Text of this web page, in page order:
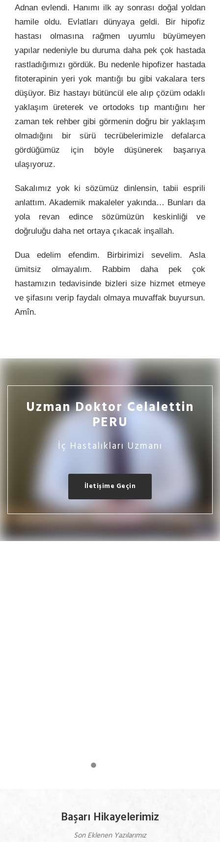
Adnan evlendi. Hanımı ilk ay sonrası doğal yoldan
hamile oldu. Evlatları dünyaya geldi. Bir hipofiz
hastası olmasına rağmen uyumlu büyümeyen
yapılar nedeniyle bu duruma daha pek çok hastada
rastladığımızı gördük. Bu nedenle hipofizer hastada
fitoterapinin yeri yok mantığı bu gibi vakalara ters
düşüyor. Biz hastayı bütüncül ele alıp çözüm odaklı
yaklaşım üreterek ve ortodoks tıp mantığını her
zaman tek rehber gibi görmenin doğru bir yaklaşım
olmadığını bir sürü tecrübelerimizle defalarca
gördüğümüz için böyle düşünerek başarıya
ulaşıyoruz.
Sakalımız yok ki sözümüz dinlensin, tabii esprili
anlattım. Akademik makaleler yakında… Bunları da
yola revan edince sözümüzün keskinliği ve
doğruluğu daha net ortaya çıkacak inşallah.
Dua edelim efendim. Birbirimizi sevelim. Asla
ümitsiz olmayalım. Rabbim daha pek çok
hastamızın tedavisinde bizleri size hizmet etmeye
ve şifasını verip faydalı olmaya muvaffak buyursun.
Amîn.
Uzman Doktor Celalettin
PERU
İç Hastalıkları Uzmanı
İletişime Geçin
Başarı Hikayelerimiz
Son Eklenen Yazılarımız